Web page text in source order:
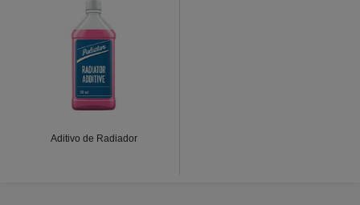
Aditivo de Radiador